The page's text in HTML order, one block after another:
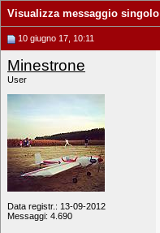
Visualizza messaggio singolo
10 giugno 17, 10:11
Minestrone
User
Data registr.: 13-09-2012
Messaggi: 4.690